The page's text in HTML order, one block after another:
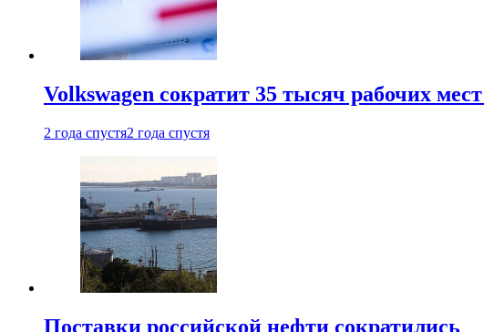
Volkswagen сократит 35 тысяч рабочих
2 года спустя2 года спустя
Поставки российской нефти сократились